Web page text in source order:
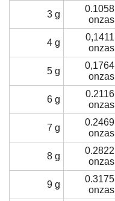
3 g
0.1058
onzas
4 g
0,1411
onzas
5 g
0,1764
onzas
6 g
0.2116
onzas
7 g
0.2469
onzas
8 g
0.2822
onzas
9 g
0.3175
onzas